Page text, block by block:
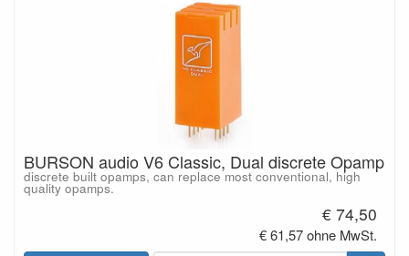
BURSON audio V6 Classic, Dual discrete Opamp
discrete built opamps, can replace most conventional, high
quality opamps.
€ 74,50
€ 61,57 ohne MwSt.